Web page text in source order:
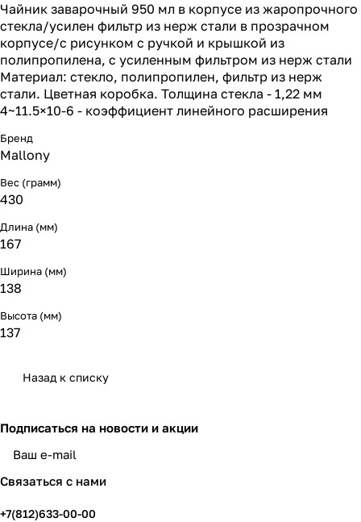
Чайник заварочный 950 мл в корпусе из жаропрочного
стекла/усилен фильтр из нерж стали в прозрачном
корпусе/с рисунком с ручкой и крышкой из
полипропилена, с усиленным фильтром из нерж стали
Материал: стекло, полипропилен, фильтр из нерж
стали. Цветная коробка. Толщина стекла - 1,22 мм
4~11.5×10-6 - коэффициент линейного расширения
Бренд
Mallony
Вес (грамм)
430
Длина (мм)
167
Ширина (мм)
138
Высота (мм)
137
Назад к списку
Подписаться на новости и акции
Связаться с нами
+7(812)633-00-00